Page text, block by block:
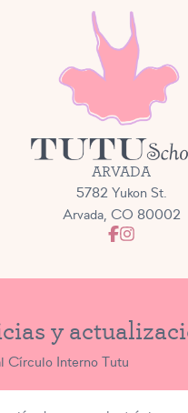
ARVADA
5782 Yukon St.
Arvada, CO 80002
y
Círculo Interno Tutu